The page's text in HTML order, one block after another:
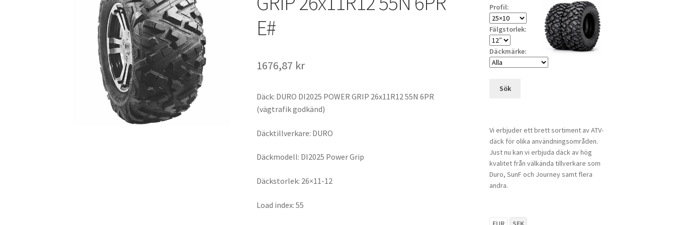
E#
1676,87 kr
Däck: DURO DI2025 POWER GRIP 26x11R12 55N 6PR
(vägtrafik godkänd)
Däcktillverkare: DURO
Däckmodell: DI2025 Power Grip
Däckstorlek: 26×11-12
Load index: 55
Profil:
Fälgstorlek:
Däckmärke:
Sök
Vi erbjuder ett brett sortiment av ATV-
däck för olika användningsområden.
Just nu kan vi erbjuda däck av hög
kvalitet från välkända tillverkare som
Duro, SunF och Journey samt flera
andra.